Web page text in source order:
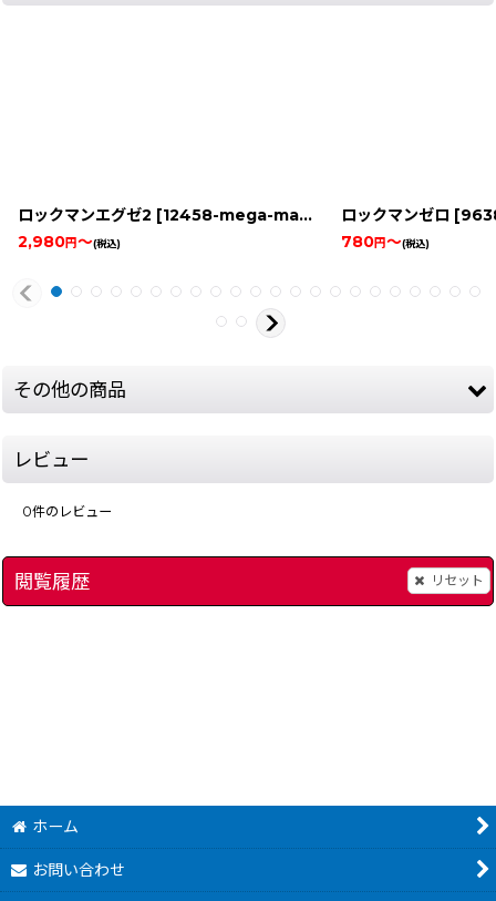
ロックマンエグゼ2 [12458-mega-man-exe-2-gbabox ]
2,980円～(税込)
ロックマンゼロ [
780円～(税込)
その他の商品
レビュー
0件のレビュー
閲覧履歴 リセット
ホーム
お問い合わせ